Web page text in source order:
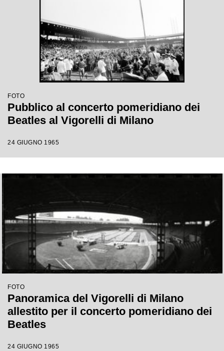
FOTO
Pubblico al concerto pomeridiano dei
Beatles al Vigorelli di Milano
24 GIUGNO 1965
FOTO
Panoramica del Vigorelli di Milano
allestito per il concerto pomeridiano dei
Beatles
24 GIUGNO 1965